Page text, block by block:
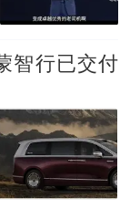
智行已交付